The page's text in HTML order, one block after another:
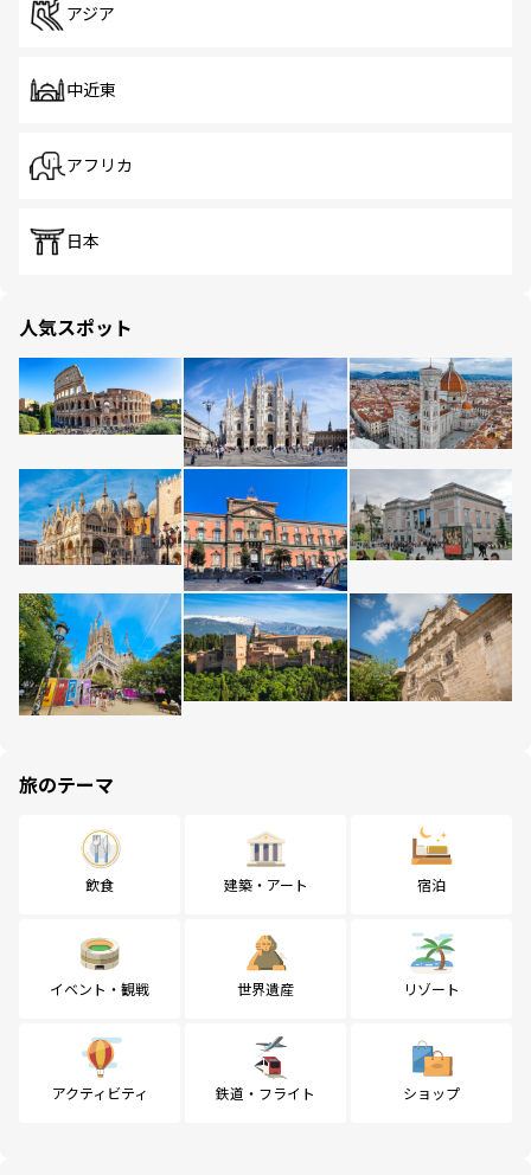
アジア
中近東
アフリカ
日本
人気スポット
旅のテーマ
飲食 建築・アート 宿泊
イベント・観戦 世界遺産 リゾート
アクティビティ 鉄道・フライト ショップ